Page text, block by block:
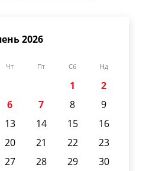
2026
Чт Пт Сб Нд
1
2
6 7 8
9
13 14 15
16
20 21 22
23
27 28 29
30